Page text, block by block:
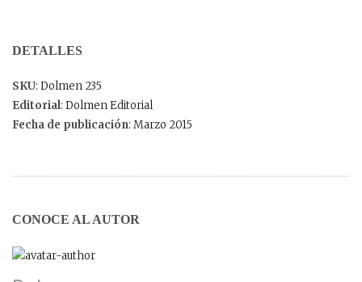
DETALLES
SKU: Dolmen 235
Editorial: Dolmen Editorial
Fecha de publicación: Marzo 2015
CONOCE AL AUTOR